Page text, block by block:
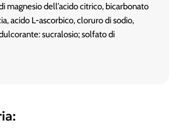
magnesio dell’acido citrico, bicarbonato
acido L-ascorbico, cloruro di sodio,
sucralosio; solfato di